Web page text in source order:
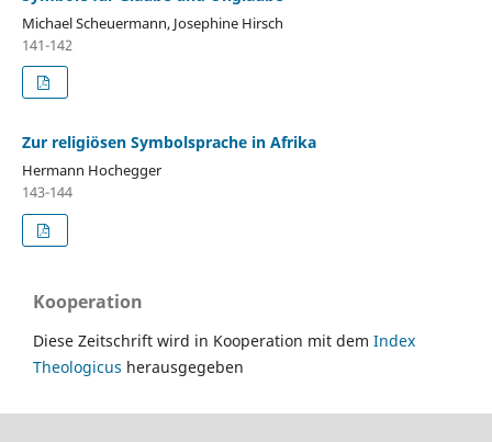
Michael Scheuermann, Josephine Hirsch
141-142
Zur religiösen Symbolsprache in Afrika
Hermann Hochegger
143-144
Kooperation
Diese Zeitschrift wird in Kooperation mit dem Index
Theologicus herausgegeben